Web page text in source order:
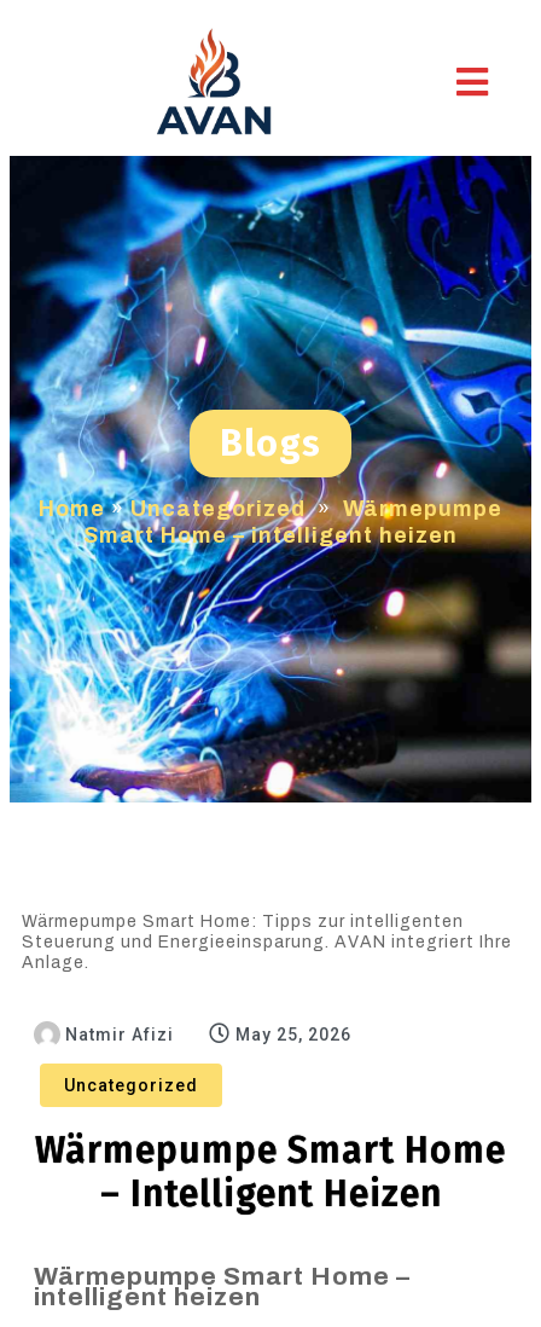
Blogs
Home»Uncategorized » Wärmepumpe
Smart Home – intelligent heizen
Wärmepumpe Smart Home: Tipps zur intelligenten
Steuerung und Energieeinsparung. AVAN integriert Ihre
Anlage.
Natmir Afizi May 25, 2026
Uncategorized
Wärmepumpe Smart Home
– Intelligent Heizen
Wärmepumpe Smart Home –
intelligent heizen